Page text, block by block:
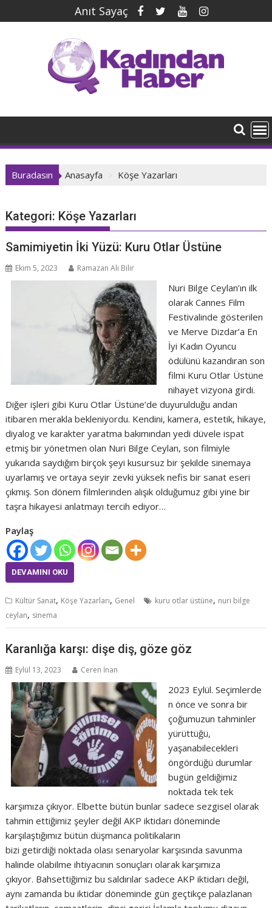
geç
Anıt Sayaç
Buradasın Anasayfa Köşe Yazarları
Kategori: Köşe Yazarları
Samimiyetin İki Yüzü: Kuru Otlar Üstüne
Ekim 5, 2023 Ramazan Ali Bilir
Nuri Bilge Ceylan’ın ilk
olarak Cannes Film
Festivalinde gösterilen
ve Merve Dizdar’a En
İyi Kadın Oyuncu
ödülünü kazandıran son
filmi Kuru Otlar Üstüne
nihayet vizyona girdi.
Diğer işleri gibi Kuru Otlar Üstüne’de duyurulduğu andan
itibaren merakla bekleniyordu. Kendini, kamera, estetik, hikaye,
diyalog ve karakter yaratma bakımından yedi düvele ispat
etmiş bir yönetmen olan Nuri Bilge Ceylan, son filmiyle
yukarıda saydığım birçok şeyi kusursuz bir şekilde sinemaya
uyarlamış ve ortaya seyir zevki yüksek nefis bir sanat eseri
çıkmış. Son dönem filmlerinden alışık olduğumuz gibi yine bir
taşra hikayesi anlatmayı tercih ediyor…
Paylaş
DEVAMINI OKU
Kültür Sanat, Köşe Yazarları, Genel kuru otlar üstüne, nuri bilge
ceylan, sinema
Karanlığa karşı: dişe diş, göze göz
Eylül 13, 2023 Ceren İnan
2023 Eylül. Seçimlerde
n önce ve sonra bir
çoğumuzun tahminler
yürüttüğü,
yaşanabilecekleri
öngördüğü durumlar
bugün geldiğimiz
noktada tek tek
karşımıza çıkıyor. Elbette bütün bunlar sadece sezgisel olarak
tahmin ettiğimiz şeyler değil AKP iktidarı döneminde
karşılaştığımız bütün düşmanca politikaların
bizi getirdiği noktada olası senaryolar karşısında savunma
halinde olabilme ihtiyacının sonuçları olarak karşımıza
çıkıyor. Bahsettiğimiz bu saldırılar sadece AKP iktidarı değil,
aynı zamanda bu iktidar döneminde gün geçtikçe palazlanan